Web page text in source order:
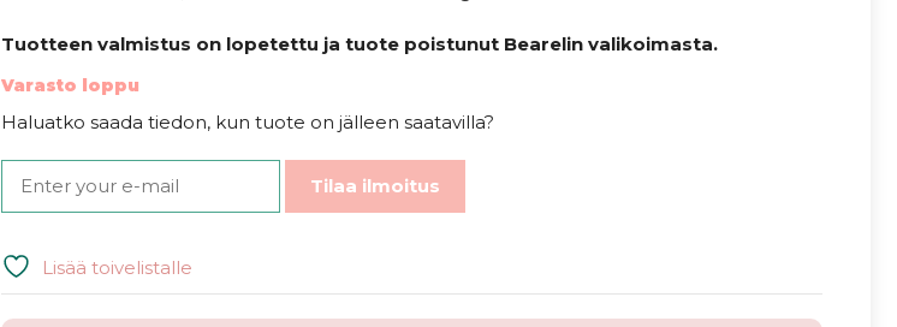
Tuotteen valmistus on lopetettu ja tuote poistunut Bearelin valikoimasta.
Varasto loppu
Haluatko saada tiedon, kun tuote on jälleen saatavilla?
Tilaa ilmoitus
Lisää toivelistalle